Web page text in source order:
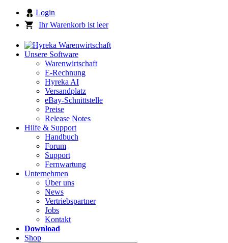
Login
Ihr Warenkorb ist leer
Unsere Software
Warenwirtschaft
E-Rechnung
Hyreka AI
Versandplatz
eBay-Schnittstelle
Preise
Release Notes
Hilfe & Support
Handbuch
Forum
Support
Fernwartung
Unternehmen
Über uns
News
Vertriebspartner
Jobs
Kontakt
Download
Shop